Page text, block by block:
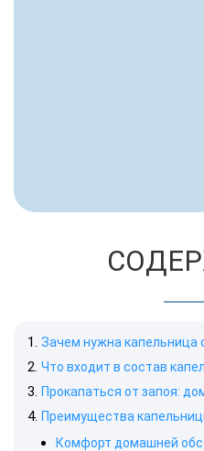
Зачем нужна капельница
Что входит в состав
Прокапаться от запоя:
Преимущества
Комфорт домашней